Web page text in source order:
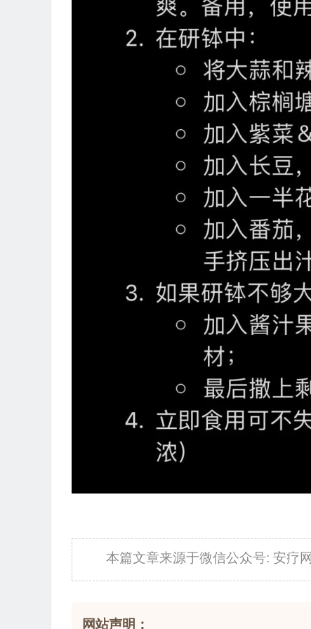
本篇文章来源于微信公众号: 安疗网
网站声明：